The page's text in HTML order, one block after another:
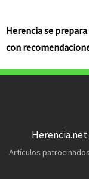
Herencia se
con
Artículos patrocinados